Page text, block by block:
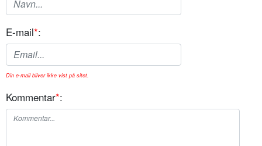
E-mail*:
Din e-mail bliver ikke vist på sitet.
Kommentar*: